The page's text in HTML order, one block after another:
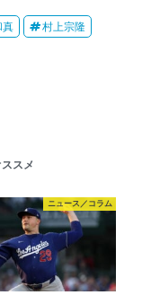
真 村上宗隆
スメ
ニュース／コラム